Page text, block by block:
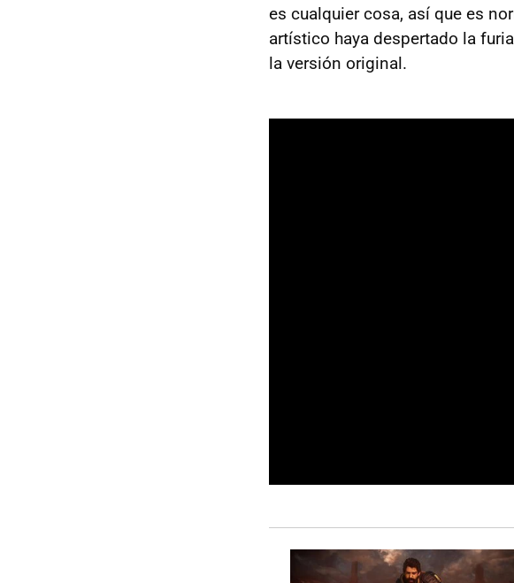
es cualquier cosa, así que es
artístico haya despertado la
la versión original.